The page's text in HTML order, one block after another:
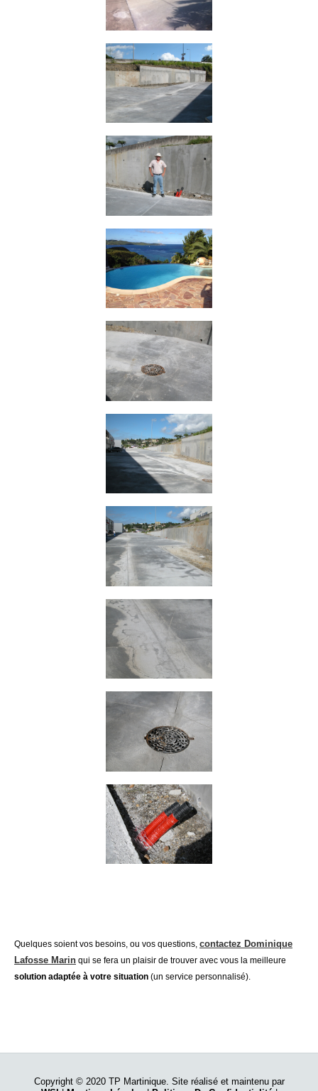
Quelques soient vos besoins, ou vos questions, contactez Dominique
Lafosse Marin qui se fera un plaisir de trouver avec vous la meilleure
solution adaptée à votre situation (un service personnalisé).
Copyright © 2020 TP Martinique. Site réalisé et maintenu par